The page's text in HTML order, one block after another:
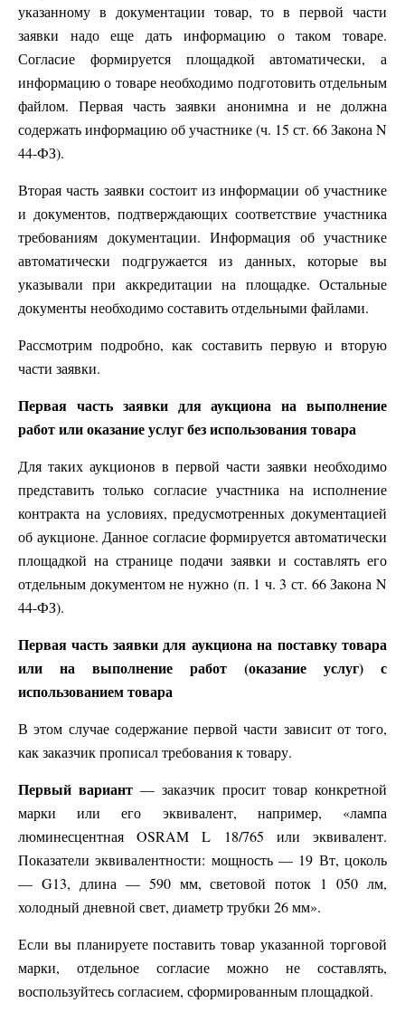
указанному в документации товар, то в первой части
заявки надо еще дать информацию о таком товаре.
Согласие формируется площадкой автоматически, а
информацию о товаре необходимо подготовить отдельным
файлом. Первая часть заявки анонимна и не должна
содержать информацию об участнике (ч. 15 ст. 66 Закона N
44-ФЗ).
Вторая часть заявки состоит из информации об участнике
и документов, подтверждающих соответствие участника
требованиям документации. Информация об участнике
автоматически подгружается из данных, которые вы
указывали при аккредитации на площадке. Остальные
документы необходимо составить отдельными файлами.
Рассмотрим подробно, как составить первую и вторую
части заявки.
Первая часть заявки для аукциона на выполнение
работ или оказание услуг без использования товара
Для таких аукционов в первой части заявки необходимо
представить только согласие участника на исполнение
контракта на условиях, предусмотренных документацией
об аукционе. Данное согласие формируется автоматически
площадкой на странице подачи заявки и составлять его
отдельным документом не нужно (п. 1 ч. 3 ст. 66 Закона N
44-ФЗ).
Первая часть заявки для аукциона на поставку товара
или на выполнение работ (оказание услуг) с
использованием товара
В этом случае содержание первой части зависит от того,
как заказчик прописал требования к товару.
Первый вариант — заказчик просит товар конкретной
марки или его эквивалент, например, «лампа
люминесцентная OSRAM L 18/765 или эквивалент.
Показатели эквивалентности: мощность — 19 Вт, цоколь
— G13, длина — 590 мм, световой поток 1 050 лм,
холодный дневной свет, диаметр трубки 26 мм».
Если вы планируете поставить товар указанной торговой
марки, отдельное согласие можно не составлять,
воспользуйтесь согласием, сформированным площадкой.